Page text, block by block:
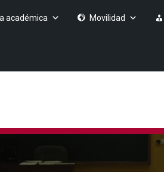
académica Movilidad